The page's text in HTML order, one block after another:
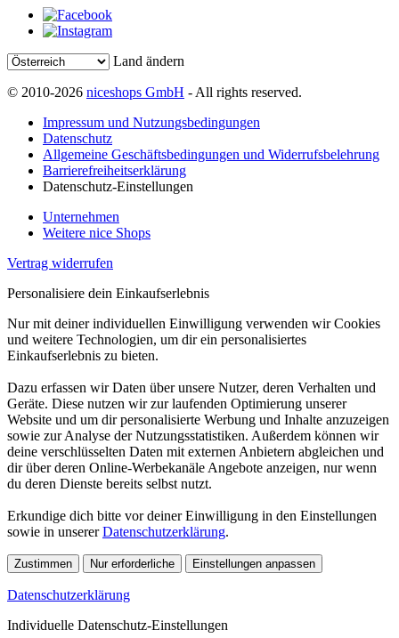
Land ändern
© 2010-2026 niceshops GmbH - All rights reserved.
Impressum und Nutzungsbedingungen
Datenschutz
Allgemeine Geschäftsbedingungen und Widerrufsbelehrung
Barrierefreiheitserklärung
Datenschutz-Einstellungen
Unternehmen
Weitere nice Shops
Vertrag widerrufen
Personalisiere dein Einkaufserlebnis
Nur mit deiner individuellen Einwilligung verwenden wir Cookies
und weitere Technologien, um dir ein personalisiertes
Einkaufserlebnis zu bieten.
Dazu erfassen wir Daten über unsere Nutzer, deren Verhalten und
Geräte. Diese nutzen wir zur laufenden Optimierung unserer
Website und um dir personalisierte Werbung und Inhalte anzuzeigen
sowie zur Analyse der Nutzungsstatistiken. Außerdem können wir
deine verschlüsselten Daten mit externen Anbietern abgleichen und
dir über deren Online-Werbekanäle Angebote anzeigen, nur wenn
du deren Dienste bereits selbst nutzt.
Erkundige dich bitte vor deiner Einwilligung in den Einstellungen
sowie in unsererDatenschutzerklärung.
Zustimmen Nur erforderliche Einstellungen anpassen
Datenschutzerklärung
Individuelle Datenschutz-Einstellungen